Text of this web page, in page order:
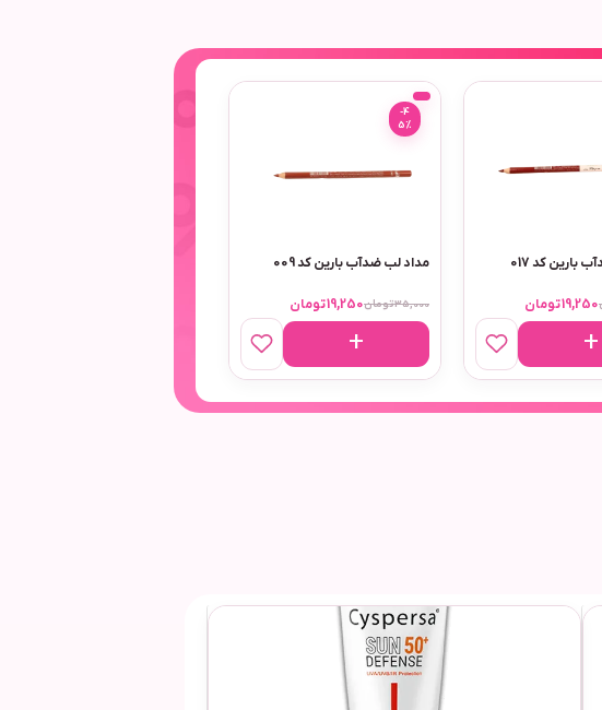
ضد آب استی لادر
16,500تومان
-4
5%
مداد چشم و لب ضد آب استی لادر
30,000تومان16,500تومان